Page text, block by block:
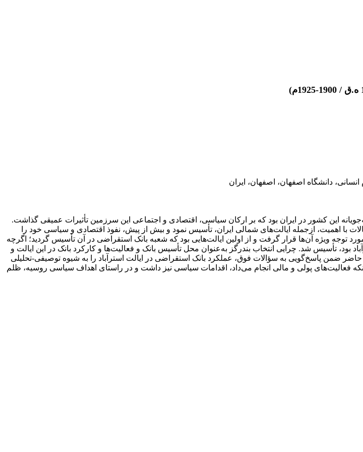
دانشگاه اصفهان، اصفهان، ایران
این کشور در ایران بود که بر ارکان سیاسی، اقتصادی و اجتماعی این سرزمین تأثیرات عمیقی گذاشت.
با اهمیت، ازجمله ایالت‌های شمالی ایران، تأسیس نمود و بیش از پیش، نفوذ اقتصادی و سیاسی خود را
توجه ویژه آن‌ها قرار گرفت و از اولین ایالت‌هایی بود که شعبه بانک استقراضی در آن تأسیس گردید؛ اگرچه
بود، تأسیس شد. چرایی انتخاب بندرگز به‌عنوان محل تأسیس بانک و فعالیت‌ها و کارکرد بانک در این ایالت و
ضمن پاسخ‌گویی به سؤالات فوق، عملکرد بانک استقراضی در ایالت استرآباد را به شیوه توصیفی-تحلیلی
فعالیت‌های پولی و مالی انجام می‌داد، اقدامات سیاسی نیز داشت و در راستای اهداف سیاسی روسیه، ظلم